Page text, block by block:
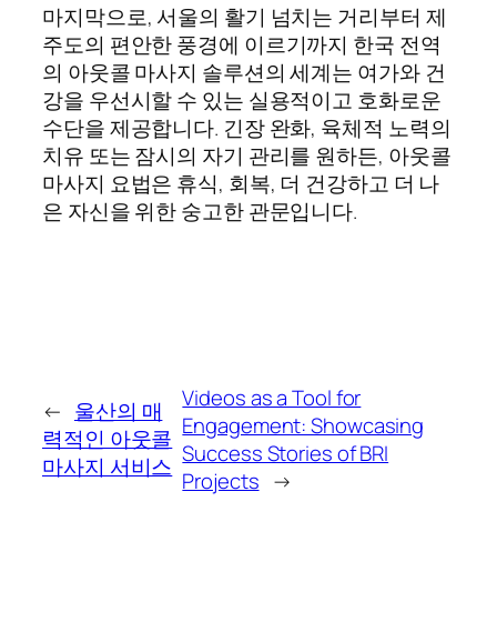
마지막으로, 서울의 활기 넘치는 거리부터 제
주도의 편안한 풍경에 이르기까지 한국 전역
의 아웃콜 마사지 솔루션의 세계는 여가와 건
강을 우선시할 수 있는 실용적이고 호화로운
수단을 제공합니다. 긴장 완화, 육체적 노력의
치유 또는 잠시의 자기 관리를 원하든, 아웃콜
마사지 요법은 휴식, 회복, 더 건강하고 더 나
은 자신을 위한 숭고한 관문입니다.
← 울산의 매
력적인 아웃콜
마사지 서비스
Videos as a Tool for
Engagement: Showcasing
Success Stories of BRI
Projects →